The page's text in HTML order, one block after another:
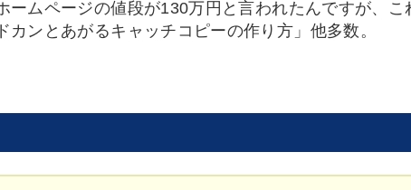
ームページの値段が130万円と言われたんですが、こ
カンとあがるキャッチコピーの作り方」他多数。